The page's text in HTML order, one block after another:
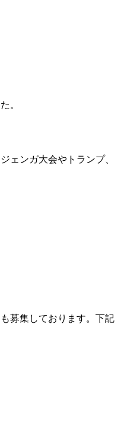
。
ェンガ大会やトランプ、
募集しております。下記